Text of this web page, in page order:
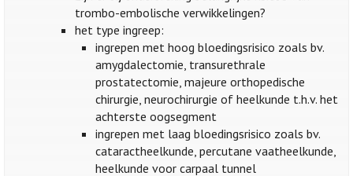
trombo-embolische verwikkelingen?
het type ingreep:
ingrepen met hoog bloedingsrisico zoals bv.
amygdalectomie, transurethrale
prostatectomie, majeure orthopedische
chirurgie, neurochirurgie of heelkunde t.h.v. het
achterste oogsegment
ingrepen met laag bloedingsrisico zoals bv.
cataractheelkunde, percutane vaatheelkunde,
heelkunde voor carpaal tunnel